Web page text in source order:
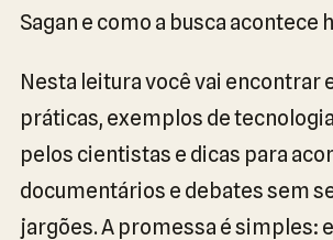
Sagan e como a busca acontece
Nesta leitura você vai encontrar
práticas, exemplos de
pelos cientistas e dicas para
documentários e debates sem
jargões. A promessa é simples: